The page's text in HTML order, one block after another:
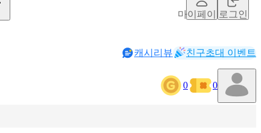
마이페이지로그인
캐시리뷰 친구초대 이벤트
0 0